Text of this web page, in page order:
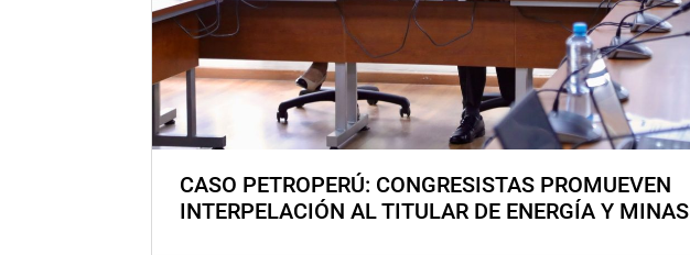
CASO PETROPERÚ: CONGRESISTAS PROMUEVEN
INTERPELACIÓN AL TITULAR DE ENERGÍA Y MINAS